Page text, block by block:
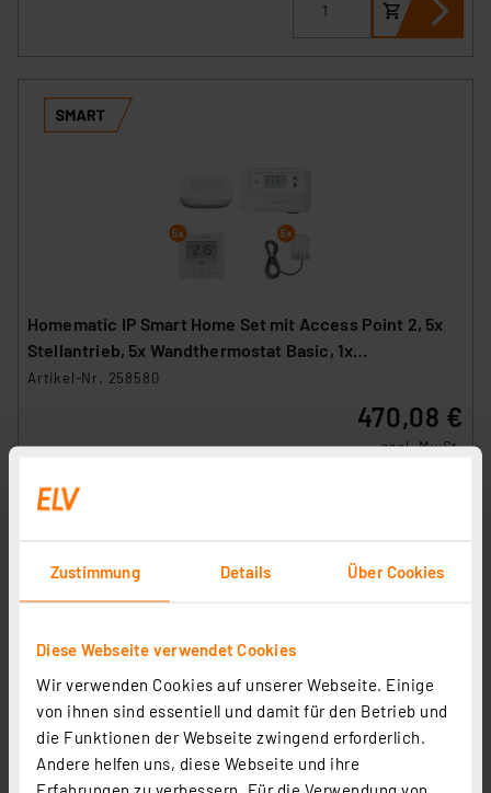
Zustimmung Details Über Cookies
Diese Webseite verwendet Cookies
Wir verwenden Cookies auf unserer Webseite. Einige
von ihnen sind essentiell und damit für den Betrieb und
die Funktionen der Webseite zwingend erforderlich.
Andere helfen uns, diese Webseite und ihre
Erfahrungen zu verbessern. Für die Verwendung von
Homematic IP Smart Home Set mit Access Point 2, 5x
Stellantrieb, 5x Wandthermostat Basic, 1x
Fußbodenheizungscontroller
Artikel-Nr. 258580
470,08 €
zzgl. MwSt.